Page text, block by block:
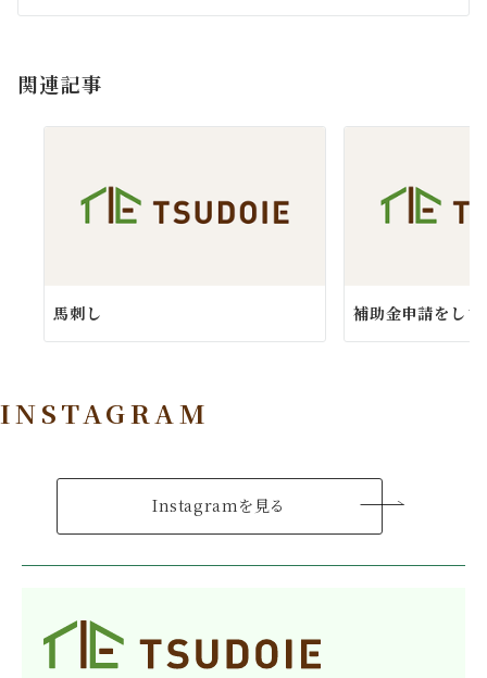
シ
ン
関連記事
馬刺し 補助金申請をし
INSTAGRAM
Instagramを見る